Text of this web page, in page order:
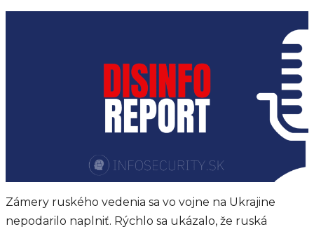
Zámery ruského vedenia sa vo vojne na Ukrajine
nepodarilo naplniť. Rýchlo sa ukázalo, že ruská